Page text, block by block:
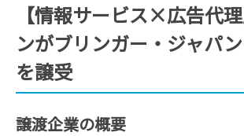
【情報サービス×広告代
ンがブリンガー・ジャパ
を譲受
譲渡企業の概要